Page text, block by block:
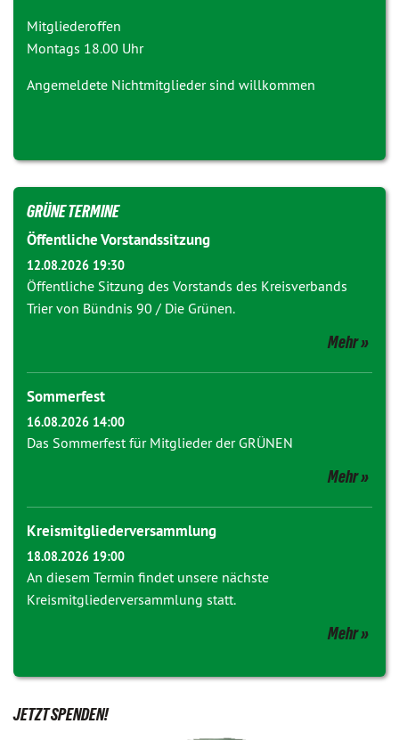
Mitgliederoffen
Montags 18.00 Uhr
Angemeldete Nichtmitglieder sind willkommen
GRÜNE TERMINE
Öffentliche Vorstandssitzung
12.08.2026 19:30
Öffentliche Sitzung des Vorstands des Kreisverbands
Trier von Bündnis 90 / Die Grünen.
Mehr
Sommerfest
16.08.2026 14:00
Das Sommerfest für Mitglieder der GRÜNEN
Mehr
Kreismitgliederversammlung
18.08.2026 19:00
An diesem Termin findet unsere nächste
Kreismitgliederversammlung statt.
Mehr
JETZT SPENDEN!